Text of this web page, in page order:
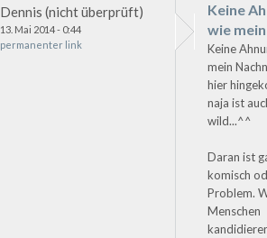
Dennis (nicht überprüft)
13. Mai 2014 - 0:44
permanenter link
Keine
wie mein
Keine
mein
hier
naja ist
wild...^^
Daran ist
komisch
Problem.
Menschen